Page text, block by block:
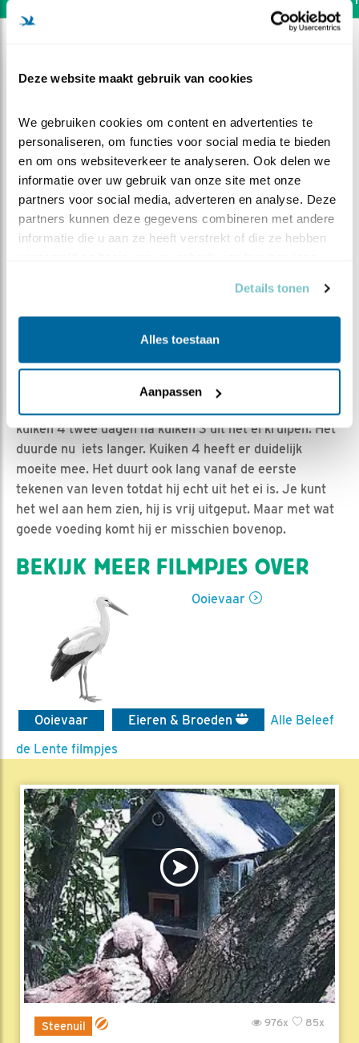
Deze website maakt gebruik van cookies
We gebruiken cookies om content en advertenties te
personaliseren, om functies voor social media te bieden
en om ons websiteverkeer te analyseren. Ook delen we
informatie over uw gebruik van onze site met onze
partners voor social media, adverteren en analyse. Deze
partners kunnen deze gegevens combineren met andere
informatie die u aan ze heeft verstrekt of die ze hebben
Details tonen
Alles toestaan
Aanpassen
De strijd van kuiken vier
Jan-Willem BDL | Geplaatst op 6 mei 2021, 12:57 |
Kuiken 3 is 3 mei uit het ei gekropen. Normaal zou
kuiken 4 twee dagen na kuiken 3 uit het ei kruipen. Het
duurde nu iets langer. Kuiken 4 heeft er duidelijk
moeite mee. Het duurt ook lang vanaf de eerste
tekenen van leven totdat hij echt uit het ei is. Je kunt
het wel aan hem zien, hij is vrij uitgeput. Maar met wat
goede voeding komt hij er misschien bovenop.
BEKIJK MEER FILMPJES OVER
Ooievaar
Ooievaar Eieren & Broeden
Alle Beleef
de Lente filmpjes
Steenuil 85x
976x